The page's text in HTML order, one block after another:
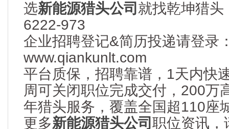
选新能源猎头公司 就找乾坤猎
6222-973
企业招聘登记&简历投递请登录
www.qiankunlt.com
平台质保，招聘靠谱，1天内快
周可关闭职位完成交付，200万
年猎头服务，覆盖全国超110座
更多新能源猎头公司职位资讯，